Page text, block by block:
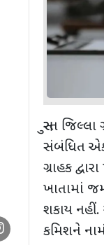
સુરત
સંબંધિત એક
ગ્રાહક
ખાતામાં
શકાય નહીં.
કમિશને